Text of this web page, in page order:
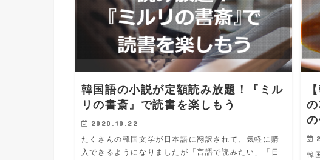
韓国語の小説が定額読み放題！『ミル
リの書斎』で読書を楽しもう
2020.10.22
たくさんの韓国文学が日本語に翻訳されて、気軽に購
入できるようになりましたが「言語で読みたい」「日
韓